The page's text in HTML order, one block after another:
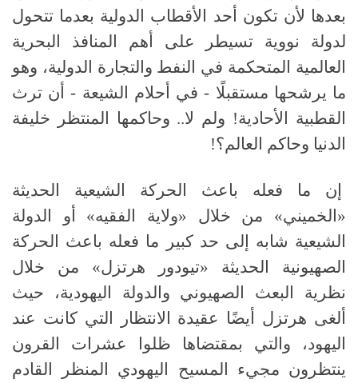
بعدها لأن تكون أحد الأقطاب الدولية بعدما تتحول
لدولة نووية تسيطر على أهم المنافذ البحرية
العالمية المتحكمة في النفط والتجارة الدولية، وهو
ما يرشحها مستقبلًا - في أحلام الشيعة - أن ترث
القطبية الأحادية! ولم لا.. وحاكمها المنتظر خليفة
الدنيا وحاكم العالم؟!
إن ما فعله باعث الحركة الشيعية الحديثة
«الخميني» من خلال «ولاية الفقيه» أو الدولة
الشيعية شابه إلى حد كبير ما فعله باعث الحركة
الصهيونية الحديثة «تيودور هرتزل» من خلال
نظرية البعث الصهيوني والدولة اليهودية، حيث
ألغى هرتزل أيضًا عقيدة الانتظار التي كانت عند
اليهود، والتي بمقتضاها ظلوا عشرات القرون
ينتظرون مجيء المسيح اليهودي المنظر القادم